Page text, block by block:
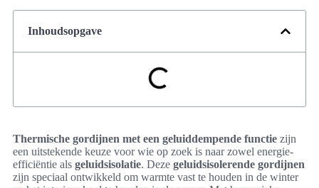
Inhoudsopgave
Thermische gordijnen met een geluiddempende functie zijn
een uitstekende keuze voor wie op zoek is naar zowel energie-
efficiëntie als geluidsisolatie. Deze geluidsisolerende gordijnen
zijn speciaal ontwikkeld om warmte vast te houden in de winter